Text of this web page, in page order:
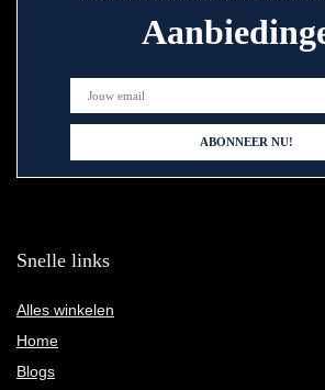
Snelle links
Alles winkelen
Home
Blogs